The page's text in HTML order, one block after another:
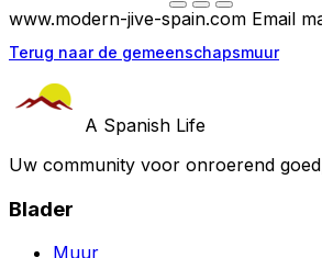
www.modern-jive-spain.com Email
Terug naar de gemeenschapsmuur
A Spanish Life
Uw community voor onroerend
Blader
Muur